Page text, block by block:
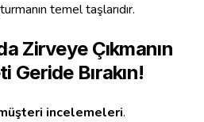
temel taşlarıdır.
Zirveye Çıkmanın
Geride Bırakın!
incelemeleri.